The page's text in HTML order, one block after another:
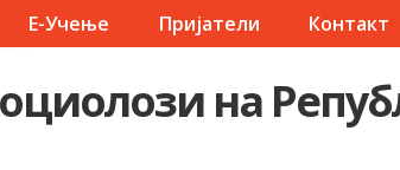
Е-Учење Пријатели Контакт
на